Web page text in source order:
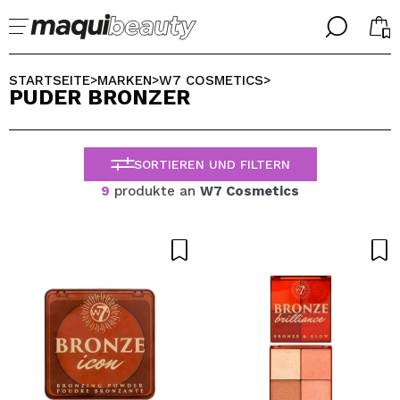
╳
Ich bin bereits #maquilover, ich habe ein Konto
Ich habe hier kein Konto
╳
WÄHLE DEINE SPRACHE
ALEMAN
ESPAÑOL
ENGLISH
FRANCES
STARTSEITE>MARKEN>W7 COSMETICS>
PUDER BRONZER
SORTIEREN UND FILTERN
9 produkte an W7 Cosmetics